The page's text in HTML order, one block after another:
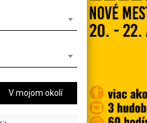
V mojom okolí